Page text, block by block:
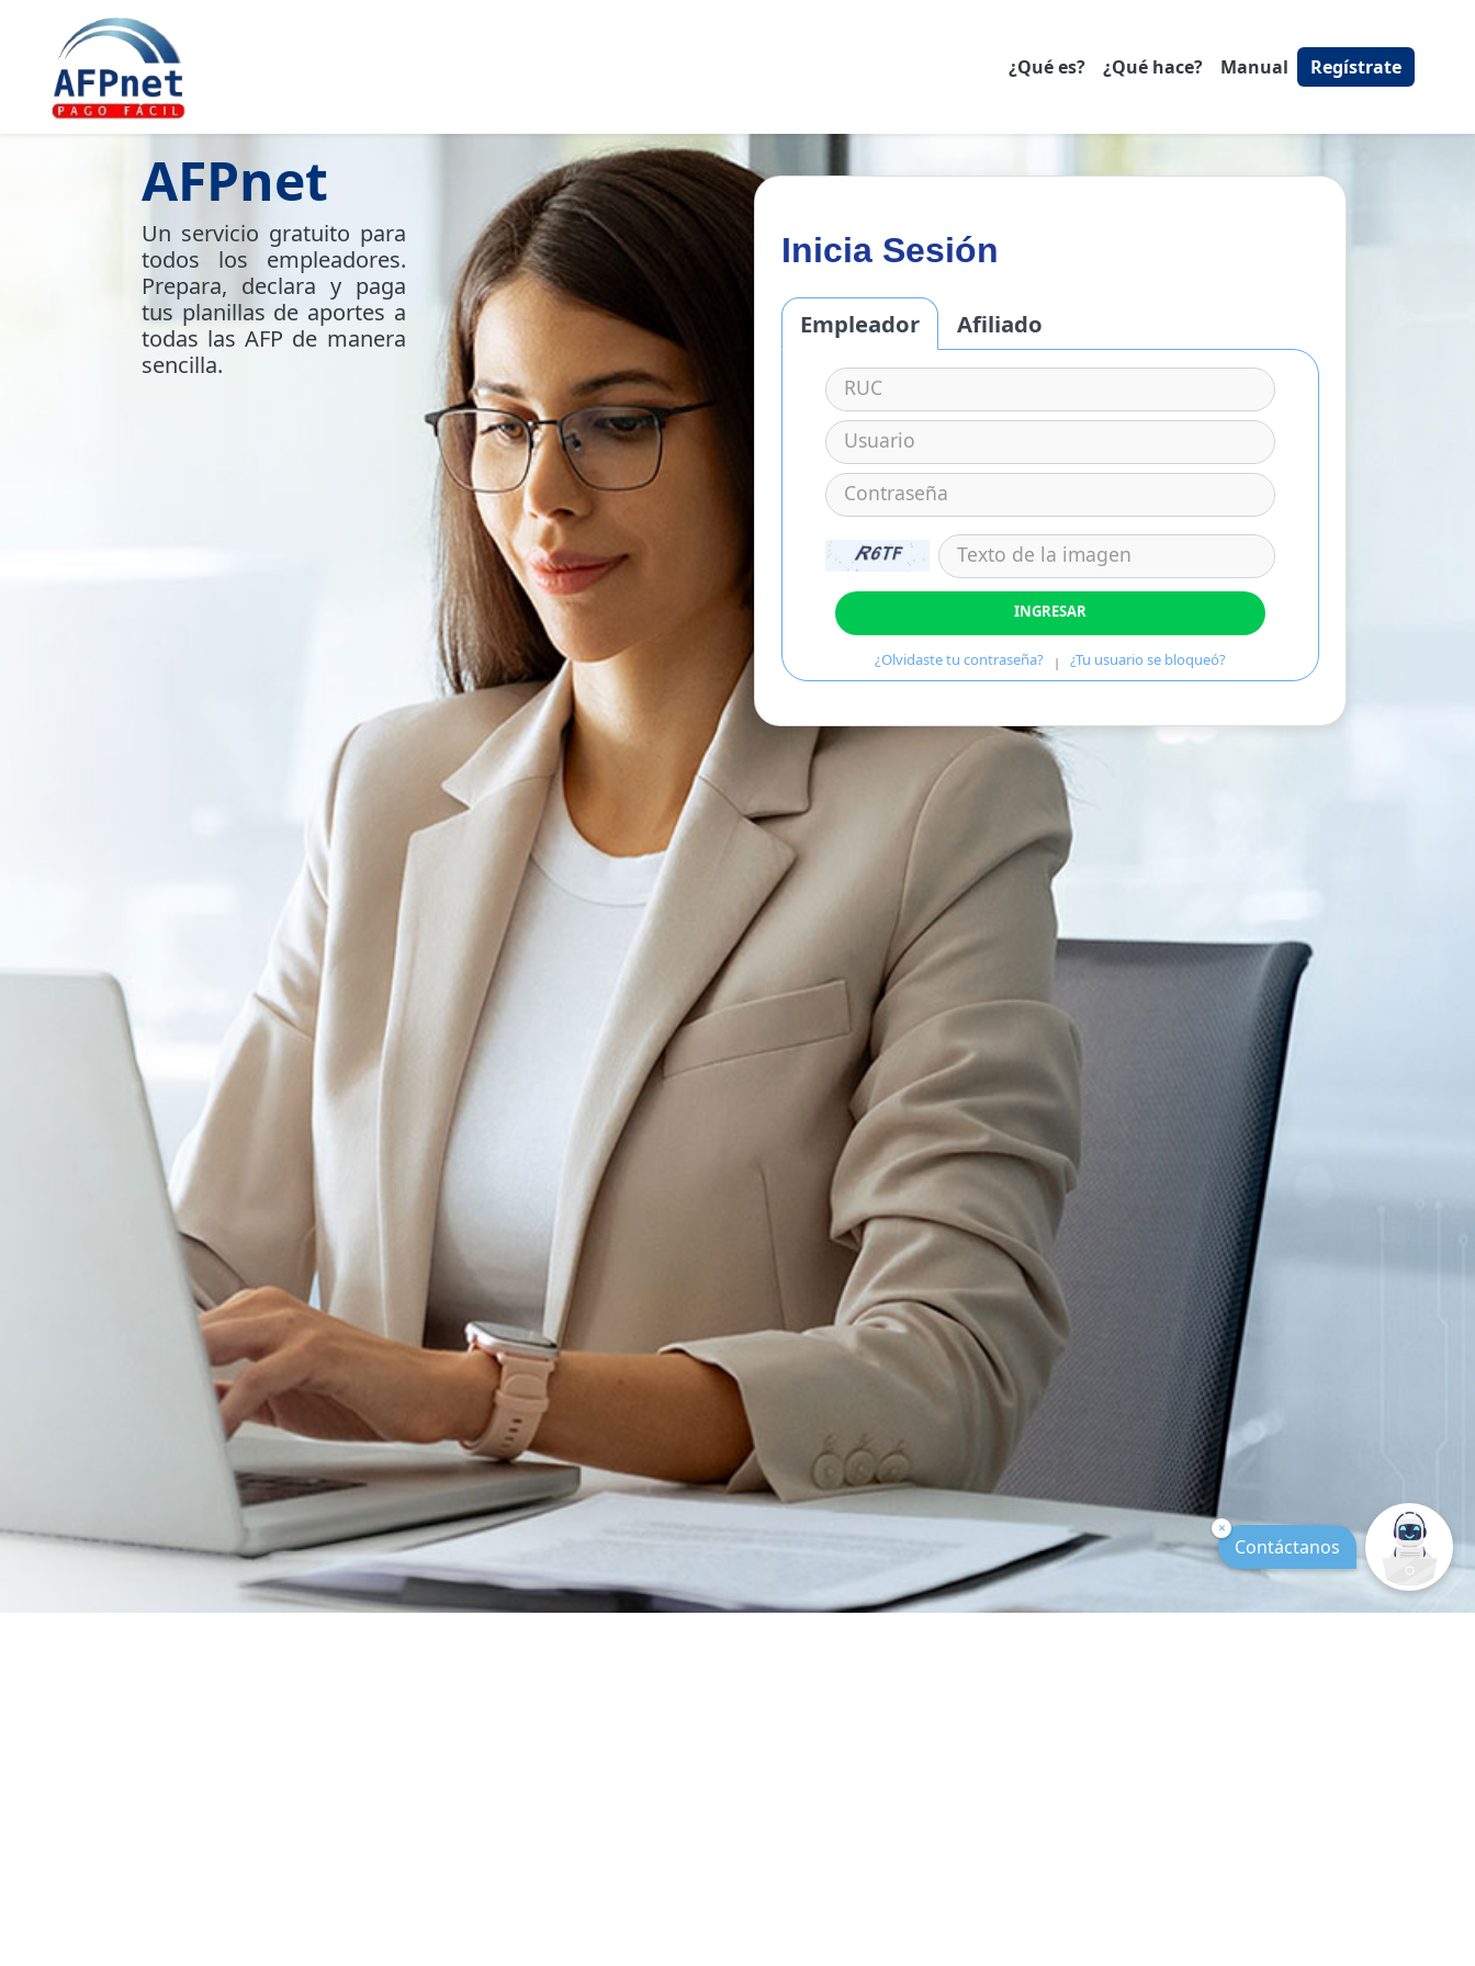
¿Qué es? ¿Qué hace? Manual Regístrate
AFPnet
Un servicio gratuito para
todos los empleadores.
Prepara, declara y paga
tus planillas de aportes a
todas las AFP de manera
sencilla.
Inicia Sesión
Empleador Afiliado
INGRESAR
¿Olvidaste tu contraseña? | ¿Tu usuario se bloqueó?
Contáctanos
×